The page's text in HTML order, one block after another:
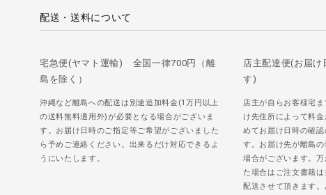
配送・送料について
宅急便(ヤマト運輸) 全国一律700円（離
島を除く）
沖縄など離島への配送は別途追加料金(1万円以上
の送料無料適用外)が必要となる場合がございま
す。お届け日時のご指定等ご希望がございました
ら予めご連絡ください。出来るだけ対応できるよ
うにいたします。
店主配達便(お届け
す)
店主が自らお客様宅
け先住所によって料
めてお届け日時の確
す。お届け先が離島
場合がございます。
た場合はご注文書籍
配送させて頂きます